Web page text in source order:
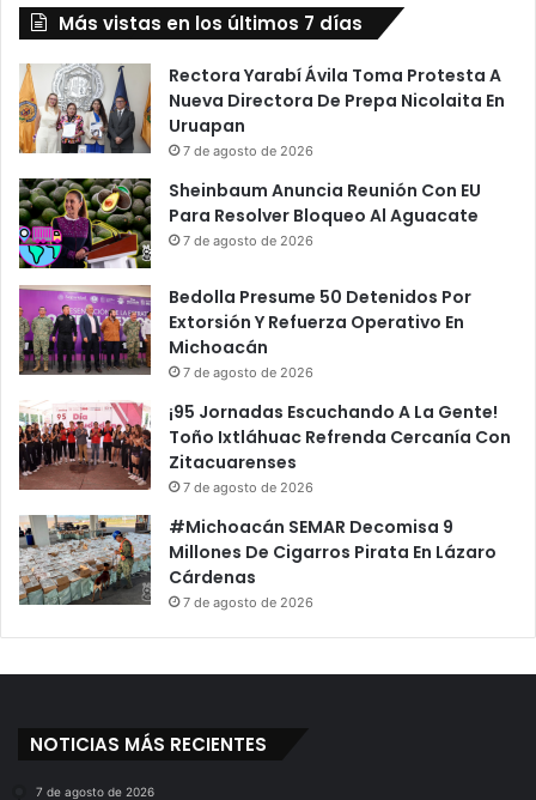
Más vistas en los últimos 7 días
Rectora Yarabí Ávila Toma Protesta A
Nueva Directora De Prepa Nicolaita En
Uruapan
7 de agosto de 2026
Sheinbaum Anuncia Reunión Con EU
Para Resolver Bloqueo Al Aguacate
7 de agosto de 2026
Bedolla Presume 50 Detenidos Por
Extorsión Y Refuerza Operativo En
Michoacán
7 de agosto de 2026
¡95 Jornadas Escuchando A La Gente!
Toño Ixtláhuac Refrenda Cercanía Con
Zitacuarenses
7 de agosto de 2026
#Michoacán SEMAR Decomisa 9
Millones De Cigarros Pirata En Lázaro
Cárdenas
7 de agosto de 2026
NOTICIAS MÁS RECIENTES
7 de agosto de 2026